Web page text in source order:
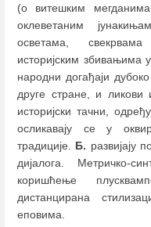
(о витешким
оклеветаним
осветама,
историјским збивањима у
народни догађаји
друге стране, и ликови
историјски тачни,
осликавају се у
традиције. Б. развијају
дијалога. Метричко-
коришћење
дистанцирана
еповима.